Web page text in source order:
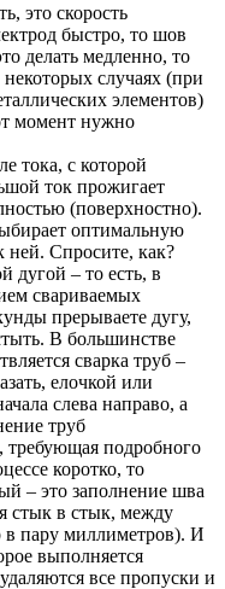
это скорость
быстро, то шов
делать медленно, то
некоторых случаях (при
элементов)
момент нужно
тока, с которой
ток прожигает
(поверхностно).
оптимальную
ней. Спросите, как?
дугой – то есть, в
свариваемых
прерываете дугу,
В большинстве
сварка труб –
елочкой или
слева направо, а
труб
требующая подробного
коротко, то
– это заполнение шва
стык в стык, между
в пару миллиметров). И
выполняется
все пропуски и